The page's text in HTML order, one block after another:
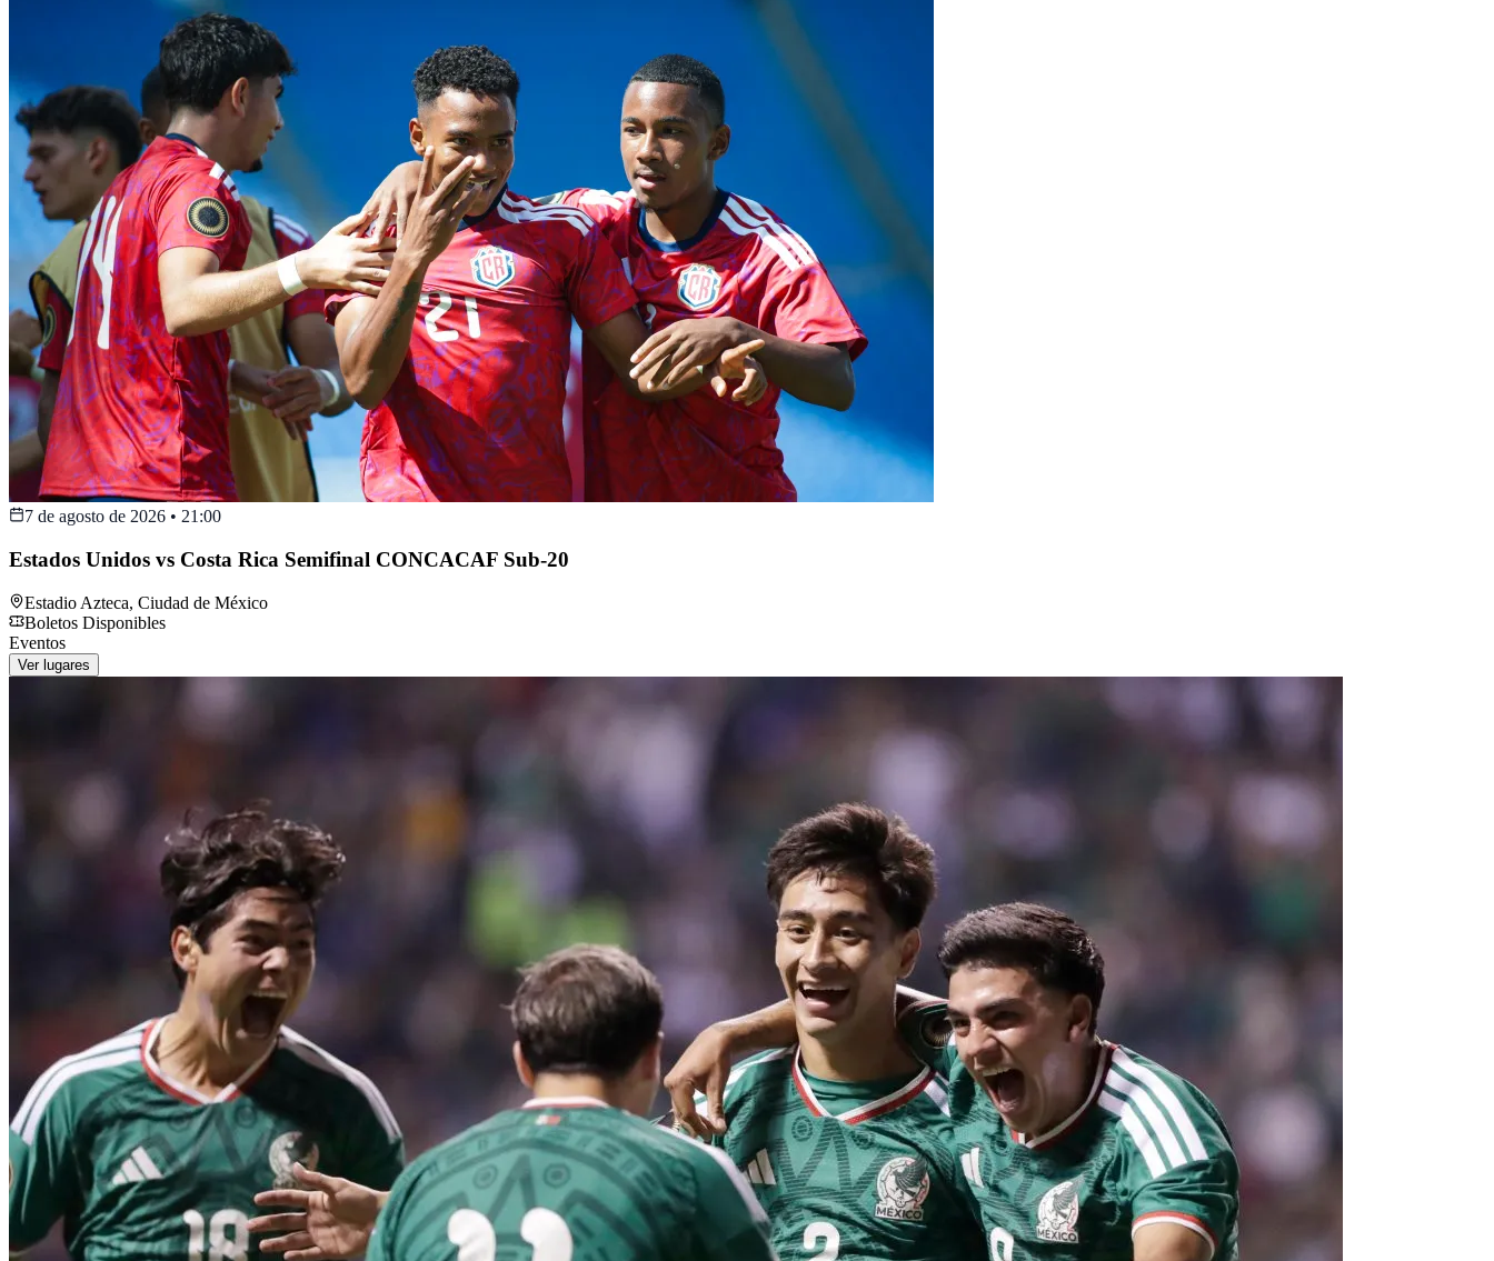
7 de agosto de 2026 • 21:00
Estados Unidos vs Costa Rica Semifinal CONCACAF Sub-20
Estadio Azteca, Ciudad de México
Boletos Disponibles
Eventos
Ver lugares